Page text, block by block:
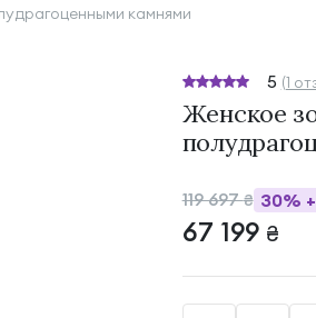
камнями
5 (1
Женское
119 697₴ 30% +
67 199 ₴